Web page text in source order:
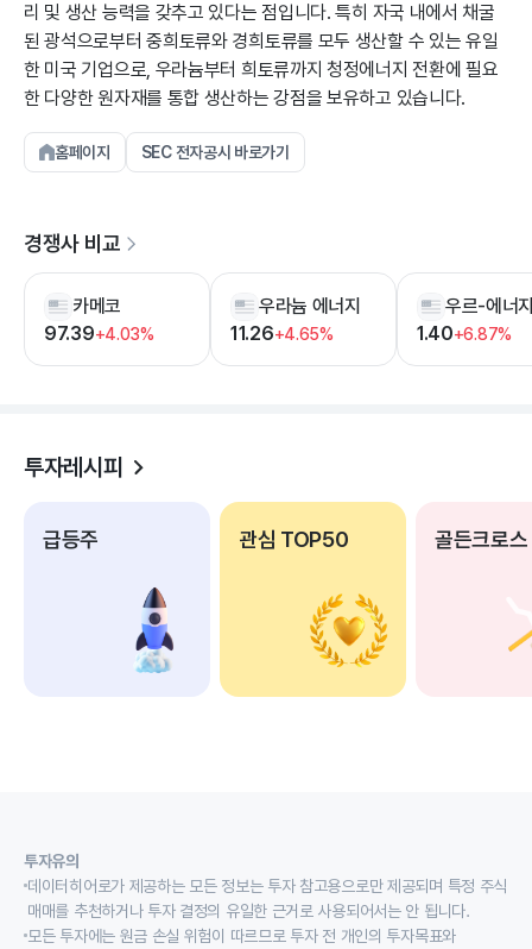
리 및 생산 능력을 갖추고 있다는 점입니다. 특히 자국 내에서 채굴
된 광석으로부터 중희토류와 경희토류를 모두 생산할 수 있는 유일
한 미국 기업으로, 우라늄부터 희토류까지 청정에너지 전환에 필요
한 다양한 원자재를 통합 생산하는 강점을 보유하고 있습니다.
홈페이지 SEC 전자공시 바로가기
경쟁사 비교
카메코
97.39+4.03%
우라늄 에너지
11.26+4.65%
우르-에너
1.40+6.87%
투자레시피
급등주 관심 TOP50 골든크로스
투자유의
데이터히어로가 제공하는 모든 정보는 투자 참고용으로만 제공되며 특정 주식
매매를 추천하거나 투자 결정의 유일한 근거로 사용되어서는 안 됩니다.
모든 투자에는 원금 손실 위험이 따르므로 투자 전 개인의 투자목표와